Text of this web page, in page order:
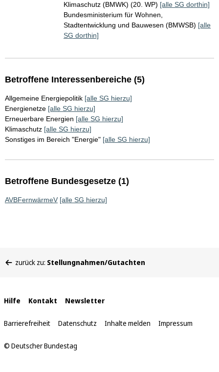
Klimaschutz (BMWK) (20. WP) [alle SG dorthin]
Bundesministerium für Wohnen,
Stadtentwicklung und Bauwesen (BMWSB) [alle
SG dorthin]
Betroffene Interessenbereiche (5)
Allgemeine Energiepolitik [alle SG hierzu]
Energienetze [alle SG hierzu]
Erneuerbare Energien [alle SG hierzu]
Klimaschutz [alle SG hierzu]
Sonstiges im Bereich "Energie" [alle SG hierzu]
Betroffene Bundesgesetze (1)
AVBFernwärmeV [alle SG hierzu]
befinden
zurück zu: Stellungnahmen/Gutachten
Interne
Links
Hilfe Kontakt Newsletter
Barrierefreiheit Datenschutz Inhalte melden Impressum
© Deutscher Bundestag